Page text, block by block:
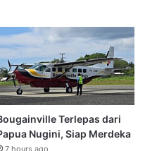
Terlepas dari
Nugini, Siap Merdeka
7 hours ago